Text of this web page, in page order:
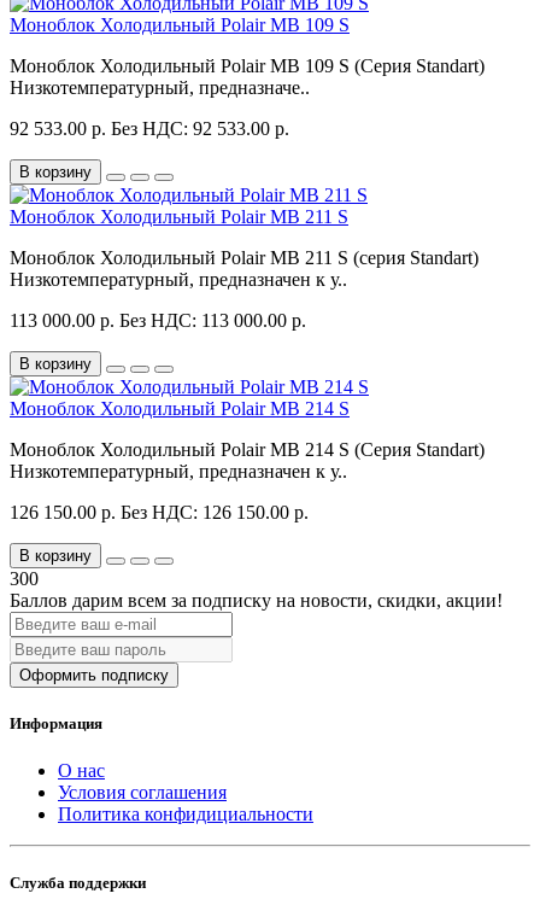
Моноблок Холодильный Polair MB 109 S
Моноблок Холодильный Polair MB 109 S (Серия Standart)
Низкотемпературный, предназначе..
92 533.00 р. Без НДС: 92 533.00 р.
В корзину
Моноблок Холодильный Polair MB 211 S
Моноблок Холодильный Polair MB 211 S (серия Standart)
Низкотемпературный, предназначен к у..
113 000.00 р. Без НДС: 113 000.00 р.
В корзину
Моноблок Холодильный Polair MB 214 S
Моноблок Холодильный Polair MB 214 S (Серия Standart)
Низкотемпературный, предназначен к у..
126 150.00 р. Без НДС: 126 150.00 р.
В корзину
300
Баллов дарим всем за подписку на новости, скидки, акции!
Оформить подписку
Информация
О нас
Условия соглашения
Политика конфидициальности
Служба поддержки